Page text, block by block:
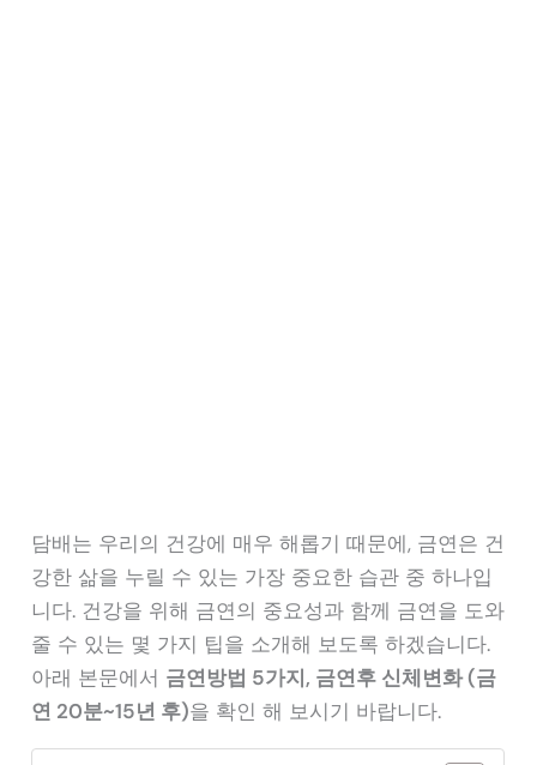
담배는 우리의 건강에 매우 해롭기 때문에, 금연은 건
강한 삶을 누릴 수 있는 가장 중요한 습관 중 하나입
니다. 건강을 위해 금연의 중요성과 함께 금연을 도와
줄 수 있는 몇 가지 팁을 소개해 보도록 하겠습니다.
아래 본문에서 금연방법 5가지, 금연후 신체변화 (금
연 20분~15년 후)을 확인 해 보시기 바랍니다.